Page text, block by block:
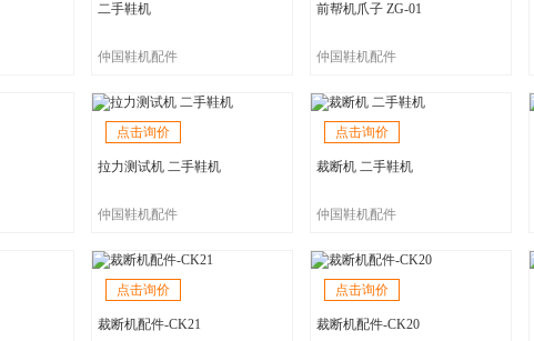
二手鞋机
仲国鞋机配件
前帮机爪子 ZG-01
仲国鞋机配件
点击询价
拉力测试机 二手鞋机
仲国鞋机配件
点击询价
裁断机 二手鞋机
仲国鞋机配件
点击询价
裁断机配件-CK21
点击询价
裁断机配件-CK20